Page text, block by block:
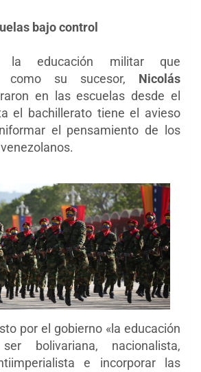
bajo control
la educación militar que
como su sucesor, Nicolás
en las escuelas desde el
el bachillerato tiene el avieso
el pensamiento de los
por el gobierno «la educación
bolivariana, nacionalista,
e incorporar las